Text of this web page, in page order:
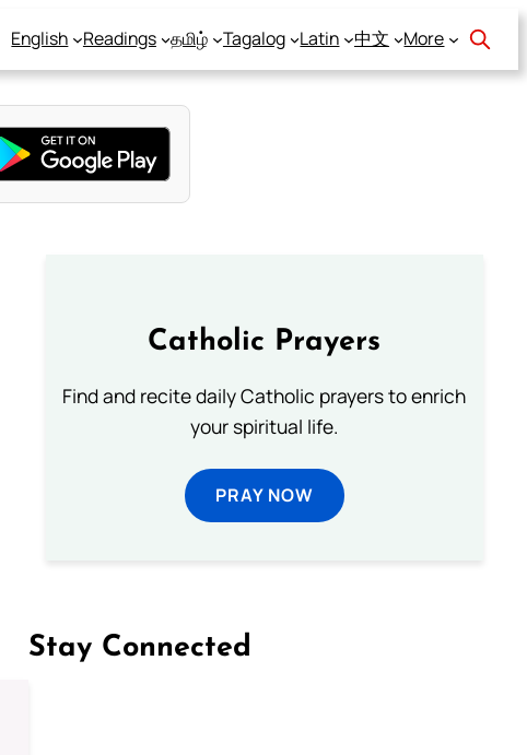
English Readings தமிழ் Tagalog Latin 中文 More
Catholic Prayers
Find and recite daily Catholic prayers to enrich
your spiritual life.
PRAY NOW
Stay Connected